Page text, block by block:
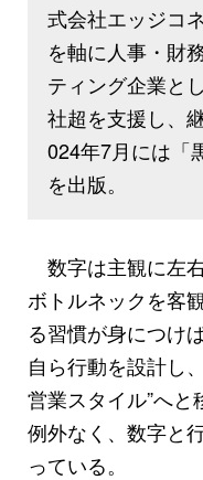
式会社エッジコ
を軸に人事・財
ティング企業と
社超を支援し、
024年7月には「
を出版。
数字は主観に左
ボトルネックを客
る習慣が身につけ
自ら行動を設計し
営業スタイル”へ
例外なく、数字と
っている。